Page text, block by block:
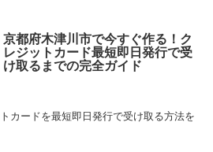
京都府木津川市で今すぐ作る！ク
レジットカード最短即日発行で受
け取るまでの完全ガイド
カードを最短即日発行で受け取る方法を